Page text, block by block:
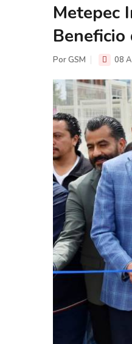
Metepec
Por GSM 08
en el ejercicio de sus
electorales